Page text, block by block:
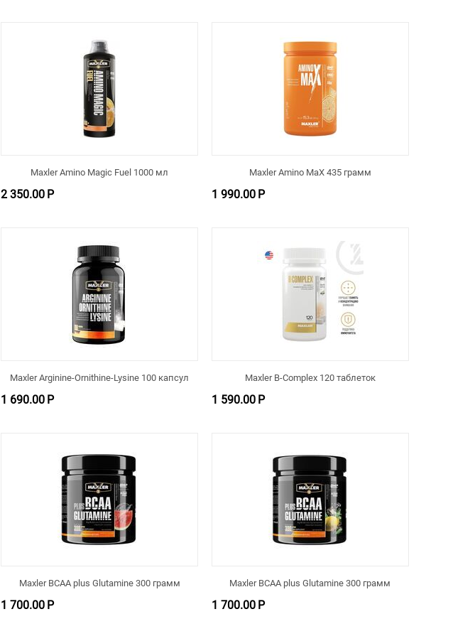
Maxler Amino Magic Fuel 1000 мл
2 350.00 Р
Maxler Amino MaX 435 грамм
1 990.00 Р
Maxler Arginine-Ornithine-Lysine 100 капсул
1 690.00 Р
Maxler B-Complex 120 таблеток
1 590.00 Р
Maxler BCAA plus Glutamine 300 грамм
1 700.00 Р
Maxler BCAA plus Glutamine 300 грамм
1 700.00 Р